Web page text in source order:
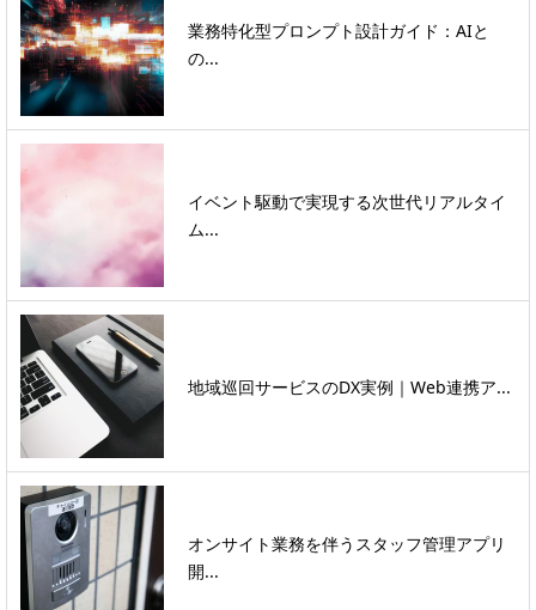
業務特化型プロンプト設計ガイド：AIと
の...
イベント駆動で実現する次世代リアルタイ
ム...
地域巡回サービスのDX実例｜Web連携ア...
オンサイト業務を伴うスタッフ管理アプリ
開...